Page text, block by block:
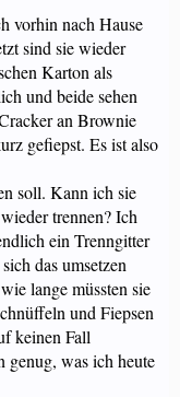
vorhin nach Hause
sind sie wieder
Karton als
und beide sehen
an Brownie
gefiepst. Es ist also
soll. Kann ich sie
trennen? Ich
ein Trenngitter
das umsetzen
lange müssten sie
und Fiepsen
keinen Fall
genug, was ich heute